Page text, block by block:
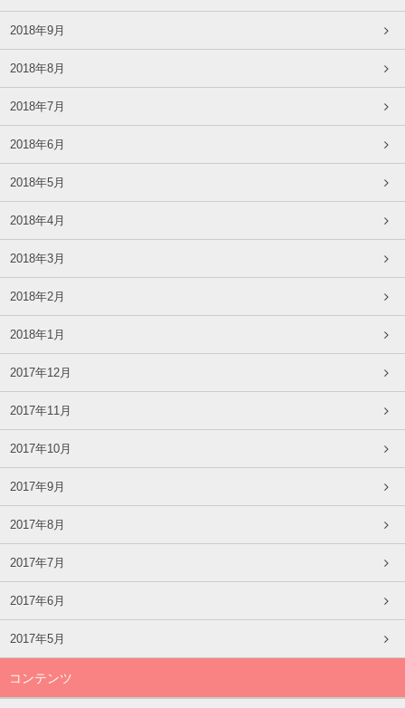
2018年9月
2018年8月
2018年7月
2018年6月
2018年5月
2018年4月
2018年3月
2018年2月
2018年1月
2017年12月
2017年11月
2017年10月
2017年9月
2017年8月
2017年7月
2017年6月
2017年5月
コンテンツ